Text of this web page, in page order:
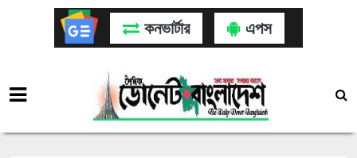
কনভার্টার এপস